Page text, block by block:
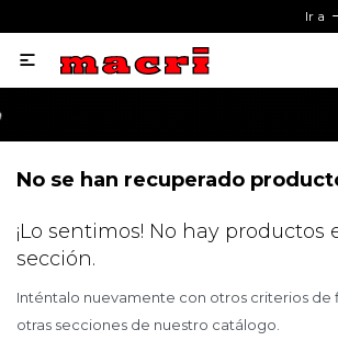
Ir a

No se han recuperado
¡Lo sentimos! No hay productos
sección.
Inténtalo nuevamente con otros criterios de
otras secciones de nuestro catálogo.